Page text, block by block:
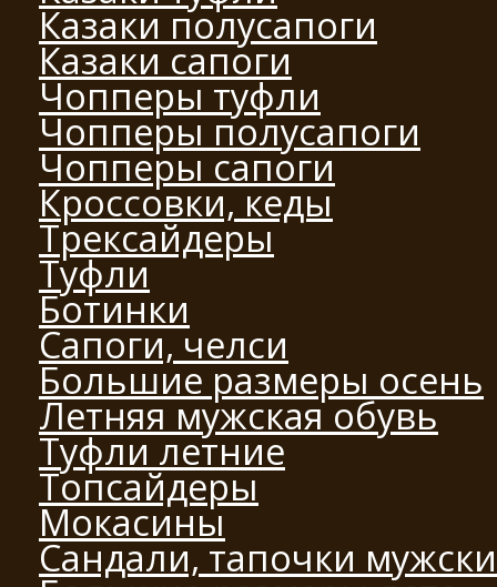
Казаки полусапоги
Казаки сапоги
Чопперы туфли
Чопперы полусапоги
Чопперы сапоги
Кроссовки, кеды
Трексайдеры
Туфли
Ботинки
Сапоги, челси
Большие размеры осень
Летняя мужская обувь
Туфли летние
Топсайдеры
Мокасины
Сандали, тапочки